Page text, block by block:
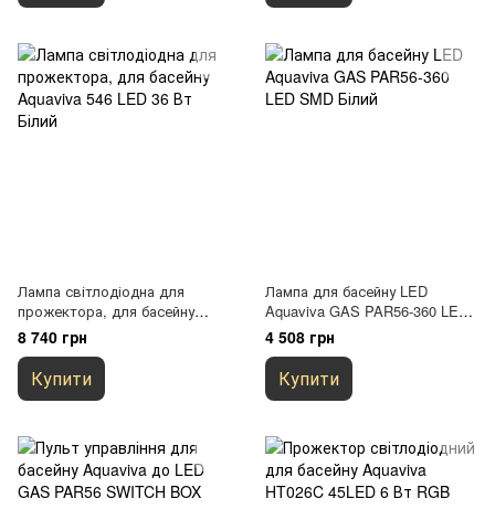
Лампа світлодіодна для
прожектора, для басейну
Aquaviva 546 LED 36 Вт Білий
8 740 грн
Купити
Лампа для басейну LED
Aquaviva GAS PAR56-360 LED
SMD Білий
4 508 грн
Купити